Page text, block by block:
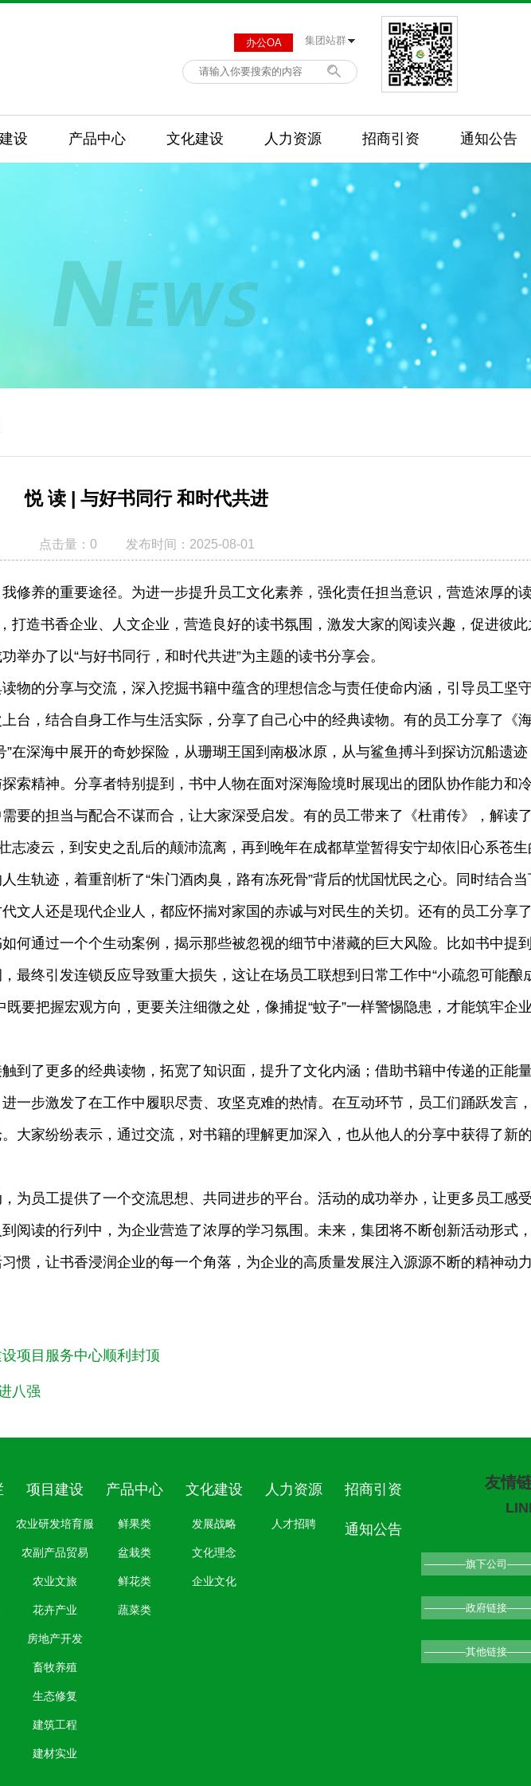
办公OA
设 产品中心 文化建设 人力资源 招商引资 通知公告
悦 读 | 与好书同行 和时代共进
点击量：0 发布时间：2025-08-01
修养的重要途径。为进一步提升员工文化素养，强化责任担当意识，营造浓厚的
打造书香企业、人文企业，营造良好的读书氛围，激发大家的阅读兴趣，促进彼此
举办了以“与好书同行，和时代共进”为主题的读书分享会。
物的分享与交流，深入挖掘书籍中蕴含的理想信念与责任使命内涵，引导员工坚
台，结合自身工作与生活实际，分享了自己心中的经典读物。有的员工分享了《
在深海中展开的奇妙探险，从珊瑚王国到南极冰原，从与鲨鱼搏斗到探访沉船遗迹
索精神。分享者特别提到，书中人物在面对深海险境时展现出的团队协作能力和
要的担当与配合不谋而合，让大家深受启发。有的员工带来了《杜甫传》，解读
志凌云，到安史之乱后的颠沛流离，再到晚年在成都草堂暂得安宁却依旧心系苍生
生轨迹，着重剖析了“朱门酒肉臭，路有冻死骨”背后的忧国忧民之心。同时结合当
文人还是现代企业人，都应怀揣对家国的赤诚与对民生的关切。还有的员工分享
何通过一个个生动案例，揭示那些被忽视的细节中潜藏的巨大风险。比如书中提
最终引发连锁反应导致重大损失，这让在场员工联想到日常工作中“小疏忽可能酿
要把握宏观方向，更要关注细微之处，像捕捉“蚊子”一样警惕隐患，才能筑牢企
到了更多的经典读物，拓宽了知识面，提升了文化内涵；借助书籍中传递的正能
一步激发了在工作中履职尽责、攻坚克难的热情。在互动环节，员工们踊跃发言
大家纷纷表示，通过交流，对书籍的理解更加深入，也从他人的分享中获得了新
为员工提供了一个交流思想、共同进步的平台。活动的成功举办，让更多员工感
阅读的行列中，为企业营造了浓厚的学习氛围。未来，集团将不断创新活动形式
惯，让书香浸润企业的每一个角落，为企业的高质量发展注入源源不断的精神动
项目服务中心顺利封顶
八强
项目建设
农业研发培育服
务
农副产品贸易
农业文旅
花卉产业
房地产开发
畜牧养殖
生态修复
建筑工程
建材实业
产品中心
鲜果类
盆栽类
鲜花类
蔬菜类
文化建设
发展战略
文化理念
企业文化
人力资源
人才招聘
招商引资
通知公告
友情